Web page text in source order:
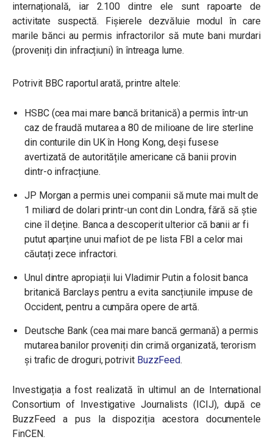
internațională, iar 2.100 dintre ele sunt rapoarte de
activitate suspectă. Fișierele dezvăluie modul în care
marile bănci au permis infractorilor să mute bani murdari
(proveniți din infracțiuni) în întreaga lume.
Potrivit BBC raportul arată, printre altele:
HSBC (cea mai mare bancă britanică) a permis într-un
caz de fraudă mutarea a 80 de milioane de lire sterline
din conturile din UK în Hong Kong, deși fusese
avertizată de autoritățile americane că banii provin
dintr-o infracțiune.
JP Morgan a permis unei companii să mute mai mult de
1 miliard de dolari printr-un cont din Londra, fără să știe
cine îl deține. Banca a descoperit ulterior că banii ar fi
putut aparține unui mafiot de pe lista FBI a celor mai
căutați zece infractori.
Unul dintre apropiații lui Vladimir Putin a folosit banca
britanică Barclays pentru a evita sancțiunile impuse de
Occident, pentru a cumpăra opere de artă.
Deutsche Bank (cea mai mare bancă germană) a permis
mutarea banilor proveniți din crimă organizată, terorism
și trafic de droguri, potrivit BuzzFeed.
Investigația a fost realizată în ultimul an de International
Consortium of Investigative Journalists (ICIJ), după ce
BuzzFeed a pus la dispoziția acestora documentele
FinCEN.